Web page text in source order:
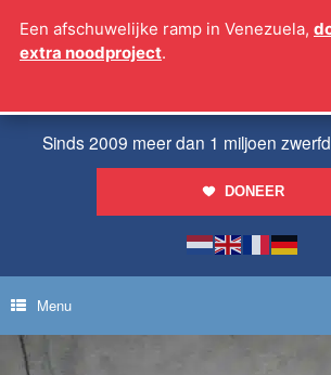
naar
Sinds 2009 meer dan 1 miljoen
DONEER
Menu
Een afschuwelijke ramp in Venezuela,
extra noodproject.